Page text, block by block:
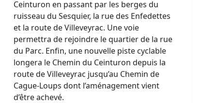
Ceinturon en passant par les berges du
ruisseau du Sesquier, la rue des Enfedettes
et la route de Villeveyrac. Une voie
permettra de rejoindre le quartier de la rue
du Parc. Enfin, une nouvelle piste cyclable
longera le Chemin du Ceinturon depuis la
route de Villeveyrac jusqu’au Chemin de
Cague-Loups dont l’aménagement vient
d’être achevé.